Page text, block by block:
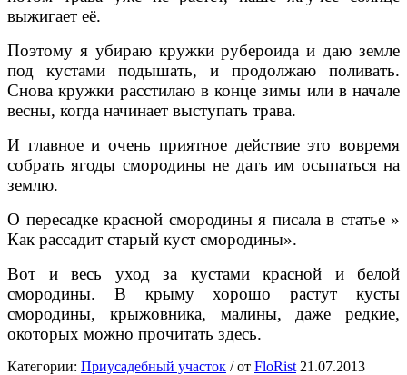
выжигает её.
Поэтому я убираю кружки рубероида и даю земле
под кустами подышать, и продолжаю поливать.
Снова кружки расстилаю в конце зимы или в начале
весны, когда начинает выступать трава.
И главное и очень приятное действие это вовремя
собрать ягоды смородины не дать им осыпаться на
землю.
О пересадке красной смородины я писала в статье »
Как рассадит старый куст смородины».
Вот и весь уход за кустами красной и белой
смородины. В крыму хорошо растут кусты
смородины, крыжовника, малины, даже редкие,
окоторых можно прочитать здесь.
Категории: Приусадебный участок /от FloRist 21.07.2013